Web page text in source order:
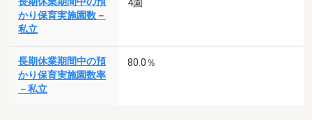
かり保育実施園数－
私立
4園
長期休業期間中の預
かり保育実施園数率
－私立
80.0％